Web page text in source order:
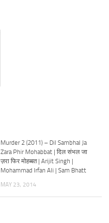
Murder 2 (2011) – Dil Sambhal Ja
Zara Phir Mohabbat | दिल संभल जा
ज़रा फिर मोहब्बत | Arijit Singh |
Mohammad Irfan Ali | Sam Bhatt
MAY 23, 2014